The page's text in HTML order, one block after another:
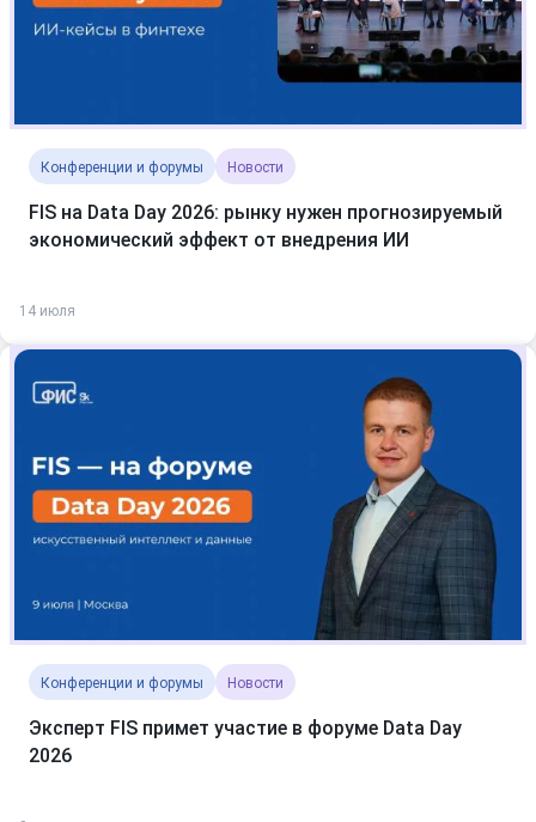
Конференции и форумы Новости
FIS на Data Day 2026: рынку нужен прогнозируемый
экономический эффект от внедрения ИИ
14 июля
Конференции и форумы Новости
Эксперт FIS примет участие в форуме Data Day
2026